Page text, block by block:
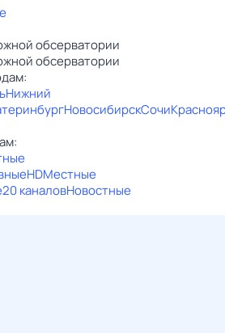
обсерватории
обсерватории
Нижний
НовосибирскСочи
HDМестные
20 каналовНовостные